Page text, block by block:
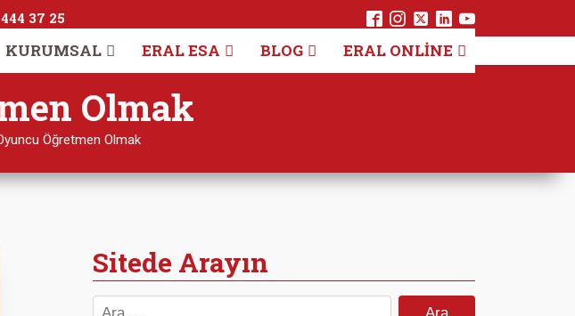
444 37 25
KURUMSAL ERAL ESA BLOG ERAL ONLINE
Olmak
Öğretmen Olmak
Sitede Arayın
Arama: